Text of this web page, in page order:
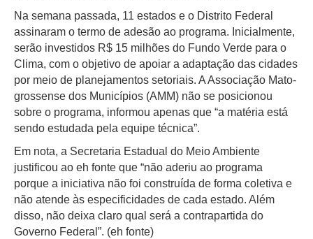
Na semana passada, 11 estados e o Distrito Federal
assinaram o termo de adesão ao programa. Inicialmente,
serão investidos R$ 15 milhões do Fundo Verde para o
Clima, com o objetivo de apoiar a adaptação das cidades
por meio de planejamentos setoriais. A Associação Mato-
grossense dos Municípios (AMM) não se posicionou
sobre o programa, informou apenas que “a matéria está
sendo estudada pela equipe técnica”.
Em nota, a Secretaria Estadual do Meio Ambiente
justificou ao eh fonte que “não aderiu ao programa
porque a iniciativa não foi construída de forma coletiva e
não atende às especificidades de cada estado. Além
disso, não deixa claro qual será a contrapartida do
Governo Federal”. (eh fonte)